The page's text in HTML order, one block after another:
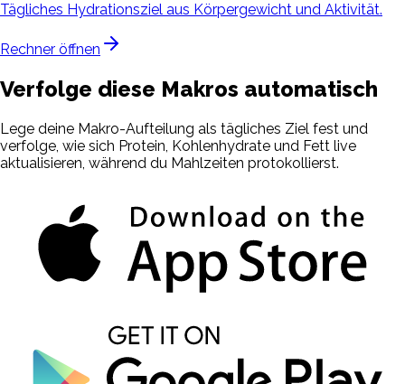
Tägliches Hydrationsziel aus Körpergewicht und Aktivität.
Rechner öffnen
Verfolge diese Makros automatisch
Lege deine Makro-Aufteilung als tägliches Ziel fest und
verfolge, wie sich Protein, Kohlenhydrate und Fett live
aktualisieren, während du Mahlzeiten protokollierst.